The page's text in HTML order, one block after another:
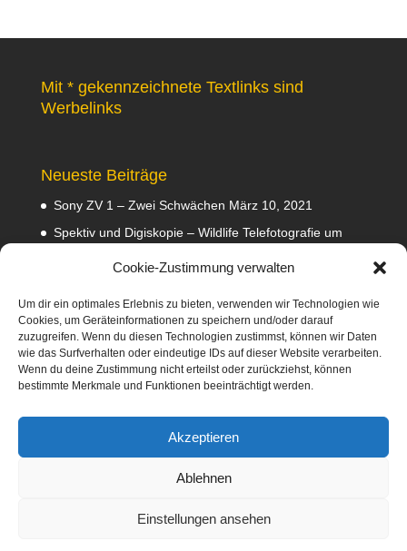
Cookie-Zustimmung verwalten
Um dir ein optimales Erlebnis zu bieten, verwenden wir Technologien wie
Cookies, um Geräteinformationen zu speichern und/oder darauf
zuzugreifen. Wenn du diesen Technologien zustimmst, können wir Daten
wie das Surfverhalten oder eindeutige IDs auf dieser Website verarbeiten.
Wenn du deine Zustimmung nicht erteilst oder zurückziehst, können
bestimmte Merkmale und Funktionen beeinträchtigt werden.
Akzeptieren
Ablehnen
Einstellungen ansehen
Mit * gekennzeichnete Textlinks sind
Werbelinks
Neueste Beiträge
Sony ZV 1 – Zwei Schwächen März 10, 2021
Spektiv und Digiskopie – Wildlife Telefotografie um
2020
Empfehlungen Februar 8, 2020
Abmahnung wegen Fotos Januar 31, 2020
Diese Webseite nimmt am Amazon-Partnerprogramm
teil. Dabei verdiene ich an qualifizierten Verkäufen
mittels Platzierung von Werbeanzeigen und Werbelinks